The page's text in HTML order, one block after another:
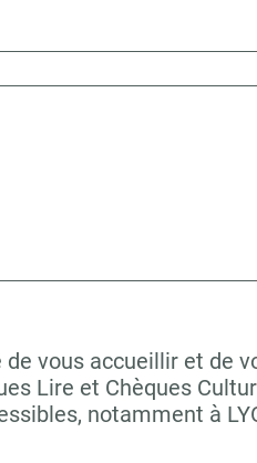
de vous accueillir et
Lire et Chèques
notamment à